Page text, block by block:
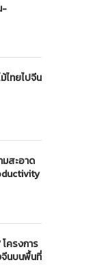
-
ไทยไปจีน
มสะอาด
โครงการ
จีนบนพื้นที่